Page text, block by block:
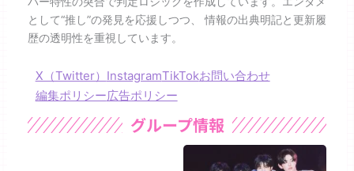
として“推し”の発見を応援しつつ、 情報の出典明記と更新履
歴の透明性を重視しています。
X（Twitter） InstagramTikTokお問い合わせ
編集ポリシー広告ポリシー
グループ情報